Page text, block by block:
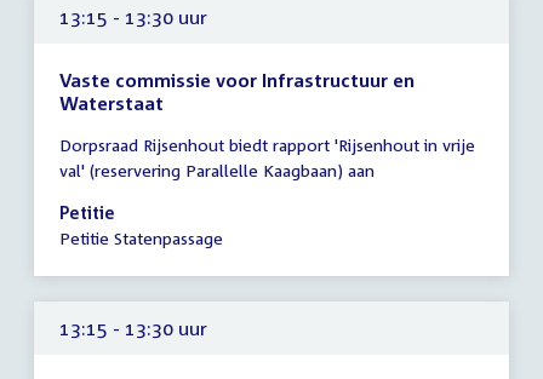
13:15 - 13:30 uur
Vaste commissie voor Infrastructuur en
Waterstaat
vergadering
13:15
-
13:30
Dorpsraad Rijsenhout biedt rapport 'Rijsenhout in vrije
val' (reservering Parallelle Kaagbaan) aan
Petitie
Petitie Statenpassage
13:15 - 13:30 uur